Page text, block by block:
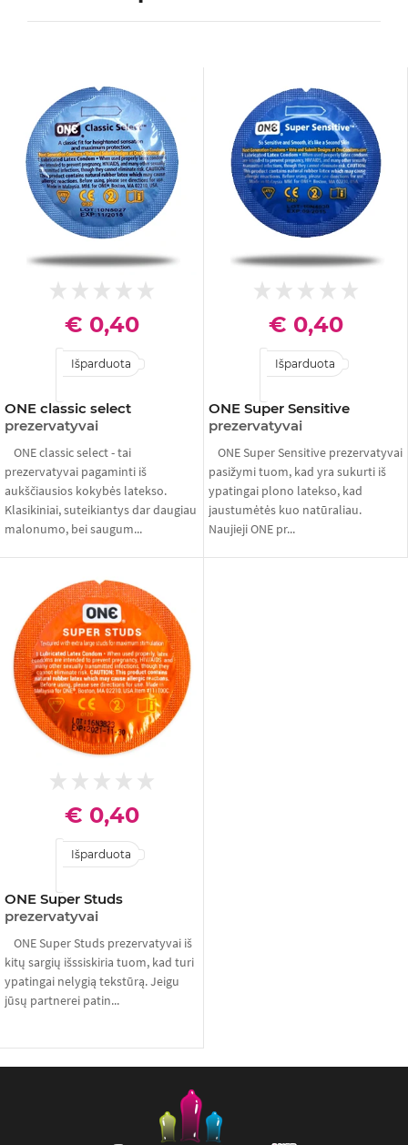
ONE classic select
prezervatyvai
€ 0,40
Išparduota
ONE classic select - tai
prezervatyvai pagaminti iš
aukščiausios kokybės latekso.
Klasikiniai, suteikiantys dar daugiau
malonumo, bei saugum...
ONE Super Sensitive
prezervatyvai
€ 0,40
Išparduota
ONE Super Sensitive prezervatyvai
pasižymi tuom, kad yra sukurti iš
ypatingai plono latekso, kad
jaustumėtės kuo natūraliau.
Naujieji ONE pr...
ONE Super Studs
prezervatyvai
€ 0,40
Išparduota
ONE Super Studs prezervatyvai iš
kitų sargių išssiskiria tuom, kad turi
ypatingai nelygią tekstūrą. Jeigu
jūsų partnerei patin...